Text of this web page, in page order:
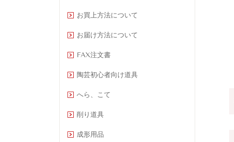
お買上方法について
お届け方法について
FAX注文書
陶芸初心者向け道具
へら、こて
削り道具
成形用品